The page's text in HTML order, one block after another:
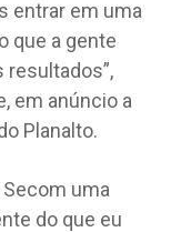
entrar em uma
que a gente
resultados”,
em anúncio a
Planalto.
uma
do que eu